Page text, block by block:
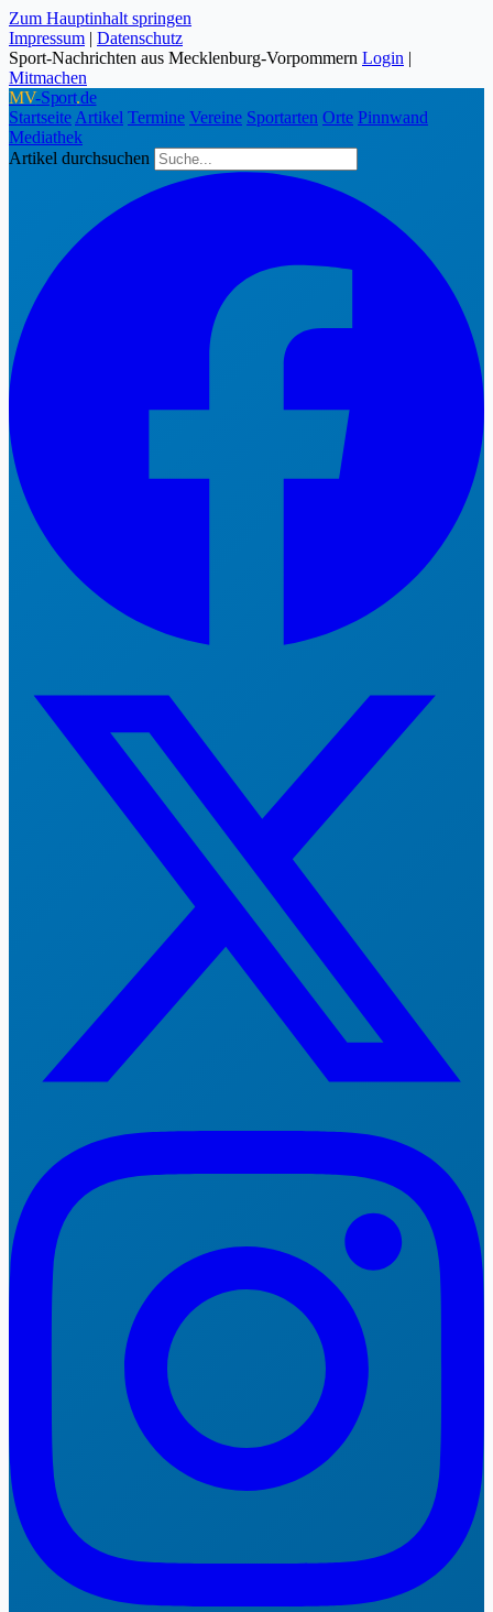
Zum Hauptinhalt springen
Impressum | Datenschutz
Sport-Nachrichten aus Mecklenburg-Vorpommern Login |
Mitmachen
MV-Sport.de
Startseite Artikel Termine Vereine Sportarten Orte Pinnwand
Mediathek
Artikel durchsuchen